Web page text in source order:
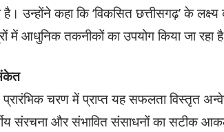
उन्होंने कहा कि ‘विकसित छत्तीसगढ़’ के
में आधुनिक तकनीकों का उपयोग किया जा रहा
चरण में प्राप्त यह सफलता विस्तृत
संरचना और संभावित संसाधनों का सटीक